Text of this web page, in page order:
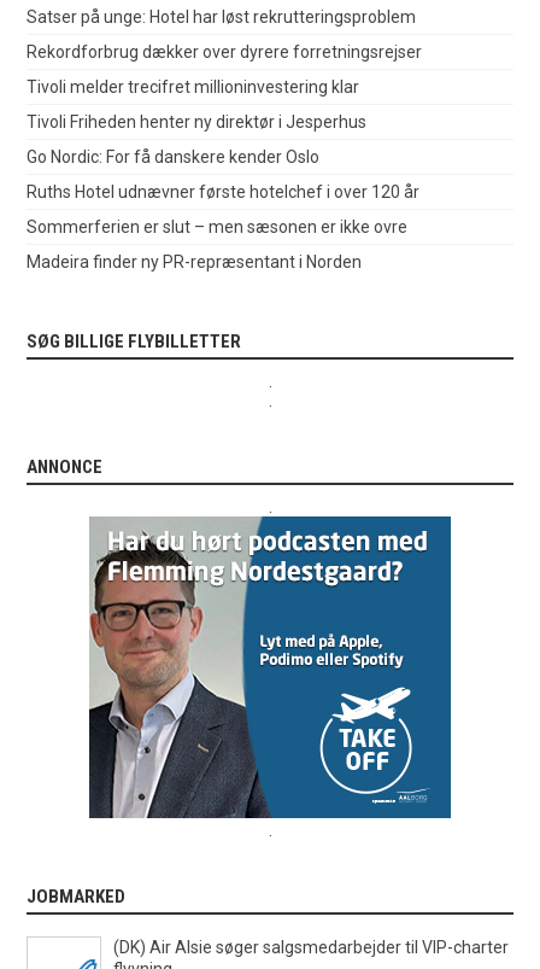
Satser på unge: Hotel har løst rekrutteringsproblem
Rekordforbrug dækker over dyrere forretningsrejser
Tivoli melder trecifret millioninvestering klar
Tivoli Friheden henter ny direktør i Jesperhus
Go Nordic: For få danskere kender Oslo
Ruths Hotel udnævner første hotelchef i over 120 år
Sommerferien er slut – men sæsonen er ikke ovre
Madeira finder ny PR-repræsentant i Norden
SØG BILLIGE FLYBILLETTER
ANNONCE
JOBMARKED
(DK) Air Alsie søger salgsmedarbejder til VIP-charter